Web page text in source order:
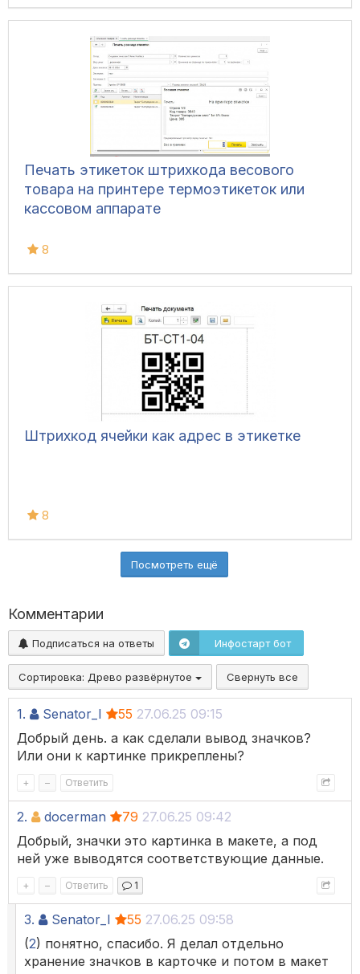
Печать этикеток штрихкода весового
товара на принтере термоэтикеток или
кассовом аппарате
8
Штрихкод ячейки как адрес в этикетке
8
Посмотреть ещё
Комментарии
Подписаться на ответы Инфостарт бот
Сортировка: Древо развёрнутое Свернуть все
1. Senator_I 55 27.06.25 09:15
Добрый день. а как сделали вывод значков?
Или они к картинке прикреплены?
+ – Ответить
2. docerman 79 27.06.25 09:42
Добрый, значки это картинка в макете, а под
ней уже выводятся соответствующие данные.
+ – Ответить 1
3. Senator_I 55 27.06.25 09:58
(2) понятно, спасибо. Я делал отдельно
хранение значков в карточке и потом в макет